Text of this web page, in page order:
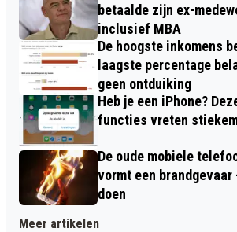
betaalde zijn ex-
inclusief MBA
De hoogste inkomens
laagste percentage
geen ontduiking
Heb je een iPhone?
functies vreten
De oude mobiele
vormt een
doen
Meer artikelen